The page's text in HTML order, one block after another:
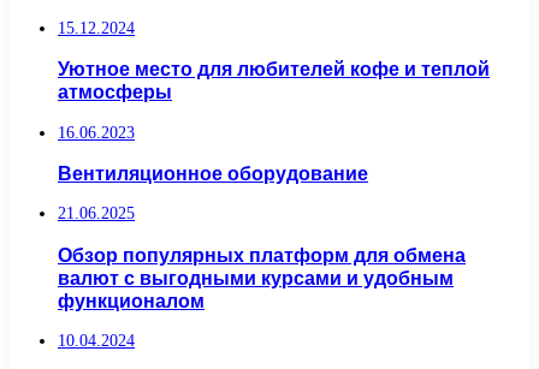
15.12.2024
Уютное место для любителей кофе и теплой
атмосферы
16.06.2023
Вентиляционное оборудование
21.06.2025
Обзор популярных платформ для обмена
валют с выгодными курсами и удобным
функционалом
10.04.2024